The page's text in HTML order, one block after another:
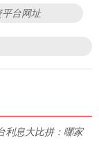
平台网址
利息大比拼：哪家